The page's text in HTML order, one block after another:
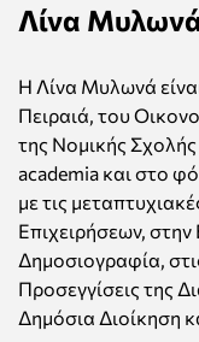
Λίνα
Η Λίνα Μυλωνά
Πειραιά, του
της Νομικής
academia και στο
με τις
Επιχειρήσεων, στην
Δημοσιογραφία,
Προσεγγίσεις της
Δημόσια Διοίκηση